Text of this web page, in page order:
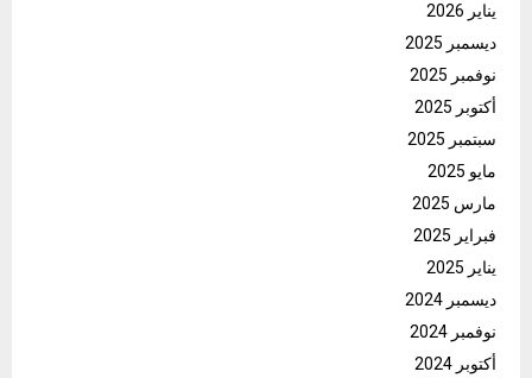
يناير 2026
ديسمبر 2025
نوفمبر 2025
أكتوبر 2025
سبتمبر 2025
مايو 2025
مارس 2025
فبراير 2025
يناير 2025
ديسمبر 2024
نوفمبر 2024
أكتوبر 2024